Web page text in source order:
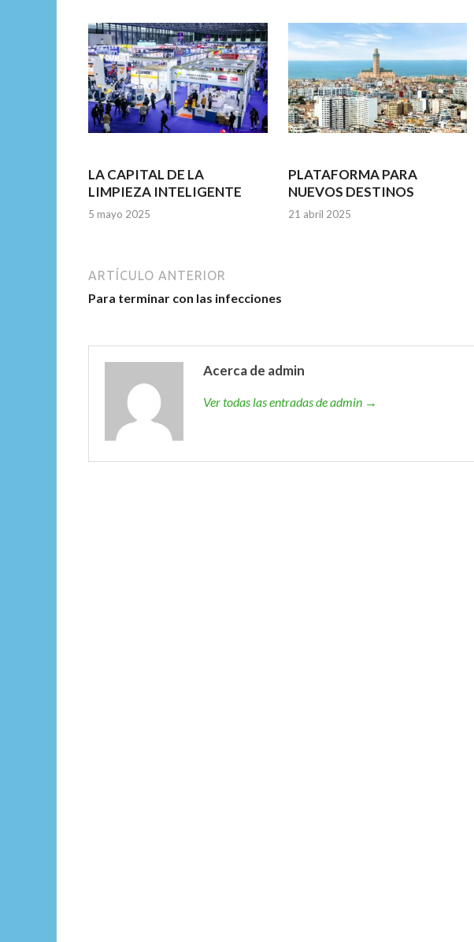
o
k
p
p
LA CAPITAL DE LA
LIMPIEZA INTELIGENTE
5 mayo 2025
PLATAFORMA PARA
NUEVOS DESTINOS
21 abril 2025
ARTÍCULO ANTERIOR
Para terminar con las infecciones
Acerca de admin
Ver todas las entradas de admin →